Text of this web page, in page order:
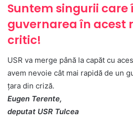
Suntem singurii care
guvernarea în acest
critic!
USR va merge până la capăt cu
avem nevoie cât mai rapidă de un
țara din criză.
Eugen Terente,
deputat USR Tulcea